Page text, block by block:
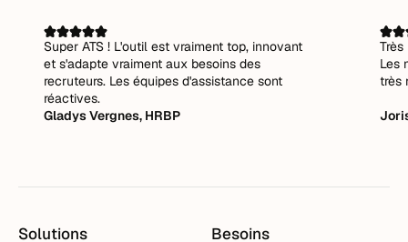
Super ATS ! L'outil est vraiment top, innovant
et s'adapte vraiment aux besoins des
recruteurs. Les équipes d'assistance sont
réactives.
Gladys Vergnes, HRBP
Les
très
Solutions Besoins